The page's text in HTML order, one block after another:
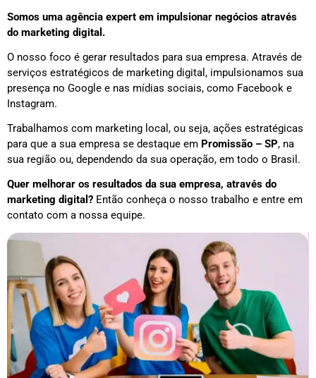
Somos uma agência expert em impulsionar negócios através
do marketing digital.
O nosso foco é gerar resultados para sua empresa. Através de
serviços estratégicos de marketing digital, impulsionamos sua
presença no Google e nas mídias sociais, como Facebook e
Instagram.
Trabalhamos com marketing local, ou seja, ações estratégicas
para que a sua empresa se destaque em Promissão – SP, na
sua região ou, dependendo da sua operação, em todo o Brasil.
Quer melhorar os resultados da sua empresa, através do
marketing digital? Então conheça o nosso trabalho e entre em
contato com a nossa equipe.